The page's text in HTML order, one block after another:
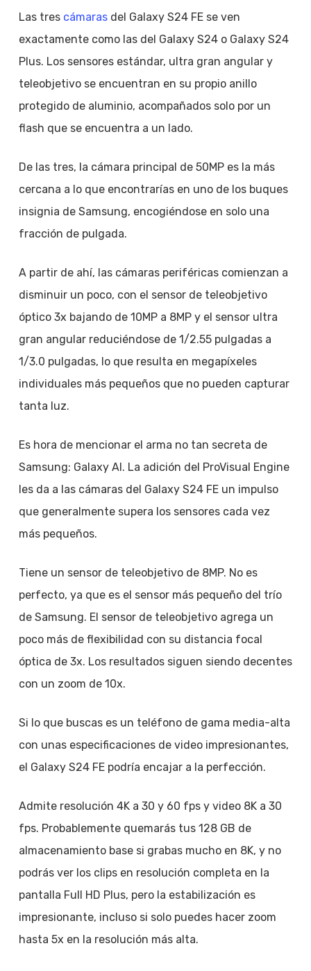
Las tres cámarasdel Galaxy S24 FE se ven
exactamente como las del Galaxy S24 o Galaxy S24
Plus. Los sensores estándar, ultra gran angular y
teleobjetivo se encuentran en su propio anillo
protegido de aluminio, acompañados solo por un
flash que se encuentra a un lado.
De las tres, la cámara principal de 50MP es la más
cercana a lo que encontrarías en uno de los buques
insignia de Samsung, encogiéndose en solo una
fracción de pulgada.
A partir de ahí, las cámaras periféricas comienzan a
disminuir un poco, con el sensor de teleobjetivo
óptico 3x bajando de 10MP a 8MP y el sensor ultra
gran angular reduciéndose de 1/2.55 pulgadas a
1/3.0 pulgadas, lo que resulta en megapíxeles
individuales más pequeños que no pueden capturar
tanta luz.
Es hora de mencionar el arma no tan secreta de
Samsung: Galaxy AI. La adición del ProVisual Engine
les da a las cámaras del Galaxy S24 FE un impulso
que generalmente supera los sensores cada vez
más pequeños.
Tiene un sensor de teleobjetivo de 8MP. No es
perfecto, ya que es el sensor más pequeño del trío
de Samsung. El sensor de teleobjetivo agrega un
poco más de flexibilidad con su distancia focal
óptica de 3x. Los resultados siguen siendo decentes
con un zoom de 10x.
Si lo que buscas es un teléfono de gama media-alta
con unas especificaciones de video impresionantes,
el Galaxy S24 FE podría encajar a la perfección.
Admite resolución 4K a 30 y 60 fps y video 8K a 30
fps. Probablemente quemarás tus 128 GB de
almacenamiento base si grabas mucho en 8K, y no
podrás ver los clips en resolución completa en la
pantalla Full HD Plus, pero la estabilización es
impresionante, incluso si solo puedes hacer zoom
hasta 5x en la resolución más alta.